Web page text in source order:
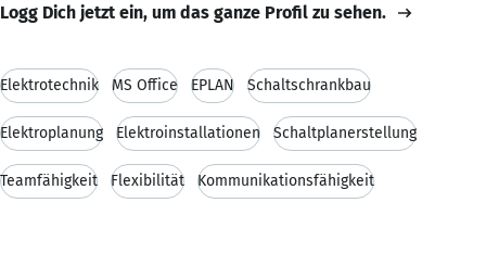
Logg Dich jetzt ein, um das ganze Profil zu sehen.
Elektrotechnik MS Office EPLAN Schaltschrankbau
Elektroplanung Elektroinstallationen Schaltplanerstellung
Teamfähigkeit Flexibilität Kommunikationsfähigkeit